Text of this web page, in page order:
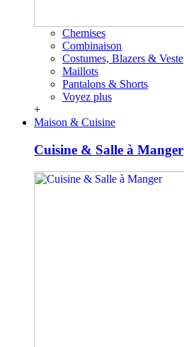
Chemises
Combinaison
Costumes, Blazers & Veste
Maillots
Pantalons & Shorts
Voyez plus
+
Maison & Cuisine
Cuisine & Salle à Manger